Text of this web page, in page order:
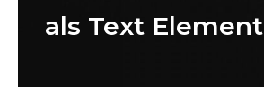
als Text Element